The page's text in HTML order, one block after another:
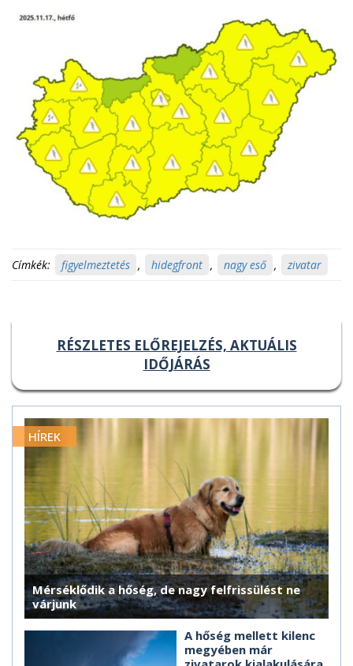
Címkék: figyelmeztetés , hidegfront , nagy eső , zivatar
RÉSZLETES ELŐREJELZÉS, AKTUÁLIS
IDŐJÁRÁS
HÍREK
Mérséklődik a hőség, de nagy felfrissülést ne
várjunk
A hőség mellett kilenc
megyében már